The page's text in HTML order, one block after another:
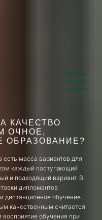
КАЧЕСТВО
ОЧНОЕ,
ОБРАЗОВАНИЕ?
есть масса вариантов для
каждый поступающий
и подходящий вариант. В
дипломантов
дистанционное обучение.
качественным считается
обучения при